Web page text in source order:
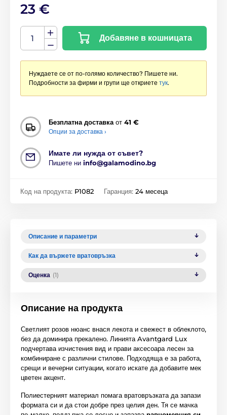
23 €
Добавяне в кошницата
Нуждаете се от по-голямо количество? Пишете ни.
Подробности за фирми и групи ще откриете тук.
Безплатна доставкаот 41 €
Опции за доставка ›
Имате ли нужда от съвет?
Пишете ни info@galamodino.bg
Код на продукта: P1082 Гаранция: 24 месеца
Описание и параметри
Как да вържете вратовръзка
Оценка (1)
Описание на продукта
Светлият розов нюанс внася лекота и свежест в облеклото,
без да доминира прекалено. Линията Avantgard Lux
подчертава изчистения вид и прави аксесоара лесен за
комбиниране с различни стилове. Подходяща е за работа,
срещи и вечерни ситуации, когато искате да добавите мек
цветен акцент.
Полиестерният материал помага вратовръзката да запази
формата си и да стои добре през целия ден. Тя се мачка